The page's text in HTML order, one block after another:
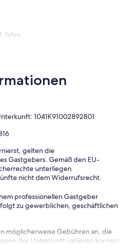
der touristischsten Ziele und Orte,
Sie nach Rethymno kommen. Ein
Jahre
1041Κ91002892801
gelten die
Gastgebers. Gemäß den EU-
unterliegen
nicht dem Widerrufsrecht.
professionellen Gastgeber
zu gewerblichen, geschäftlichen
möglicherweise Gebühren an, die
der Unterkunft variieren können.